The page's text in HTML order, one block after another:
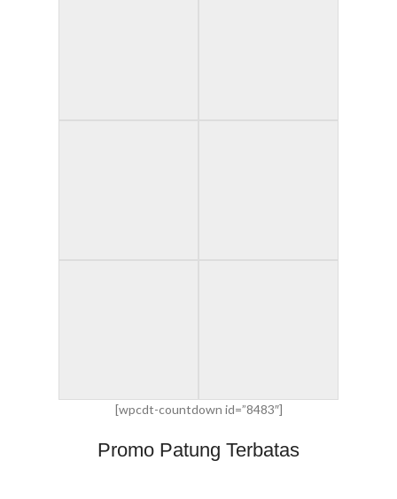
[wpcdt-countdown id=”8483″]
Promo Patung Terbatas